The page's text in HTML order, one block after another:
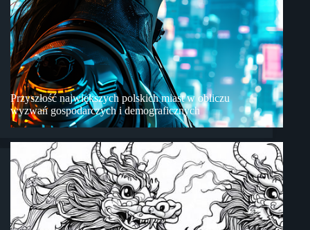
Przyszłość największych polskich miast w obliczu
wyzwań gospodarczych i demograficznych